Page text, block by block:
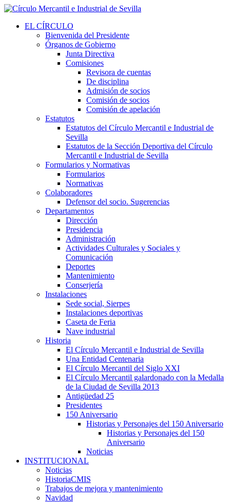
EL CÍRCULO
Bienvenida del Presidente
Órganos de Gobierno
Junta Directiva
Comisiones
Revisora de cuentas
De disciplina
Admisión de socios
Comisión de socios
Comisión de apelación
Estatutos
Estatutos del Círculo Mercantil e Industrial de
Sevilla
Estatutos de la Sección Deportiva del Círculo
Mercantil e Industrial de Sevilla
Formularios y Normativas
Formularios
Normativas
Colaboradores
Defensor del socio. Sugerencias
Departamentos
Dirección
Presidencia
Administración
Actividades Culturales y Sociales y
Comunicación
Deportes
Mantenimiento
Conserjería
Instalaciones
Sede social, Sierpes
Instalaciones deportivas
Caseta de Feria
Nave industrial
Historia
El Círculo Mercantil e Industrial de Sevilla
Una Entidad Centenaria
El Círculo Mercantil del Siglo XXI
El Círculo Mercantil galardonado con la Medalla
de la Ciudad de Sevilla 2013
Antigüedad 25
Presidentes
150 Aniversario
Historias y Personajes del 150 Aniversario
Historias y Personajes del 150
Aniversario
Noticias
INSTITUCIONAL
Noticias
HistoriaCMIS
Trabajos de mejora y mantenimiento
Navidad